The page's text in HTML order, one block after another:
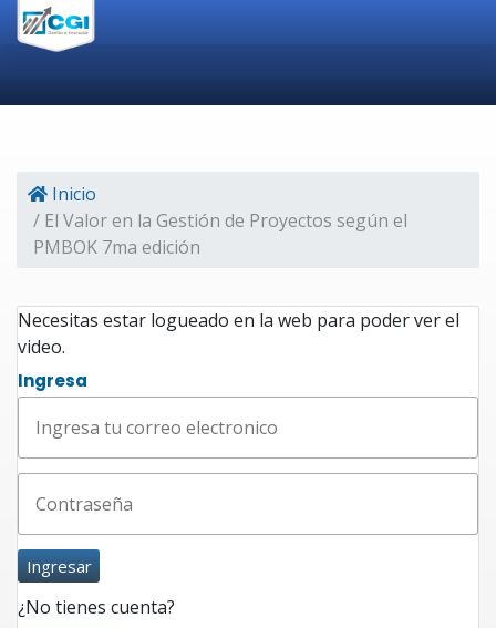
Inicio
/ El Valor en la Gestión de Proyectos según el
PMBOK 7ma edición
Necesitas estar logueado en la web para poder ver el
video.
Ingresa
Ingresar
¿No tienes cuenta?